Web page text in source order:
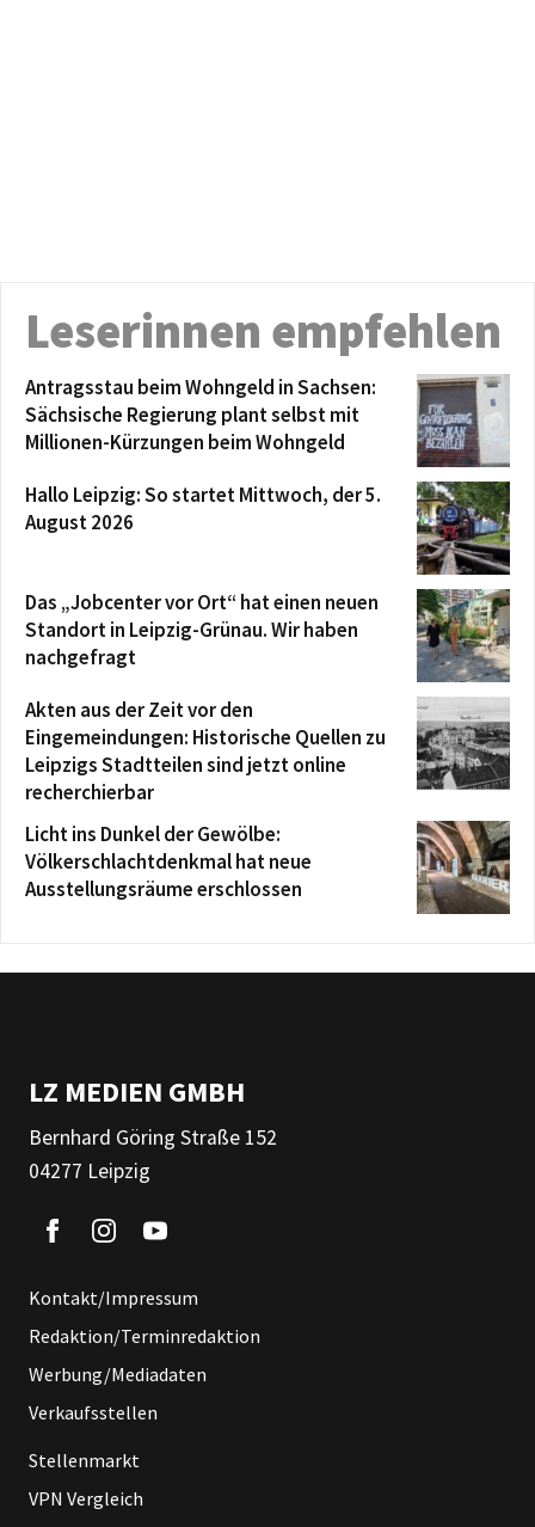
Leserinnen empfehlen
Antragsstau beim Wohngeld in Sachsen:
Sächsische Regierung plant selbst mit
Millionen-Kürzungen beim Wohngeld
Hallo Leipzig: So startet Mittwoch, der 5.
August 2026
Das „Jobcenter vor Ort“ hat einen neuen
Standort in Leipzig-Grünau. Wir haben
nachgefragt
Akten aus der Zeit vor den
Eingemeindungen: Historische Quellen zu
Leipzigs Stadtteilen sind jetzt online
recherchierbar
Licht ins Dunkel der Gewölbe:
Völkerschlachtdenkmal hat neue
Ausstellungsräume erschlossen
LZ MEDIEN GMBH
Bernhard Göring Straße 152
04277 Leipzig
Kontakt/Impressum
Redaktion/Terminredaktion
Werbung/Mediadaten
Verkaufsstellen
Stellenmarkt
VPN Vergleich